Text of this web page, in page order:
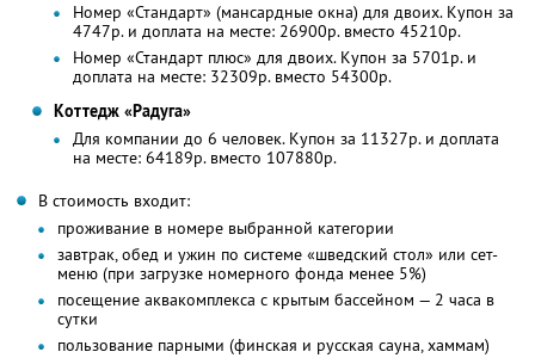
Номер «Стандарт» (мансардные окна) для двоих. Купон за
4747р. и доплата на месте: 26900р. вместо 45210р.
Номер «Стандарт плюс» для двоих. Купон за 5701р. и
доплата на месте: 32309р. вместо 54300р.
Коттедж «Радуга»
Для компании до 6 человек. Купон за 11327р. и доплата
на месте: 64189р. вместо 107880р.
В стоимость входит:
проживание в номере выбранной категории
завтрак, обед и ужин по системе «шведский стол» или сет-
меню (при загрузке номерного фонда менее 5%)
посещение аквакомплекса с крытым бассейном — 2 часа в
сутки
пользование парными (финская и русская сауна, хаммам)